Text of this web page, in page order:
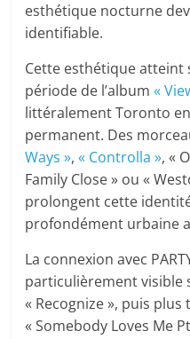
esthétique nocturne
identifiable.
Cette esthétique atteint
période de l’album«
littéralement Toronto
permanent. Des
Ways »,« Controlla », «
Family Close » ou «
prolongent cette
profondément urbaine
La connexion avec
particulièrement visible
« Recognize », puis
« Somebody Loves Me